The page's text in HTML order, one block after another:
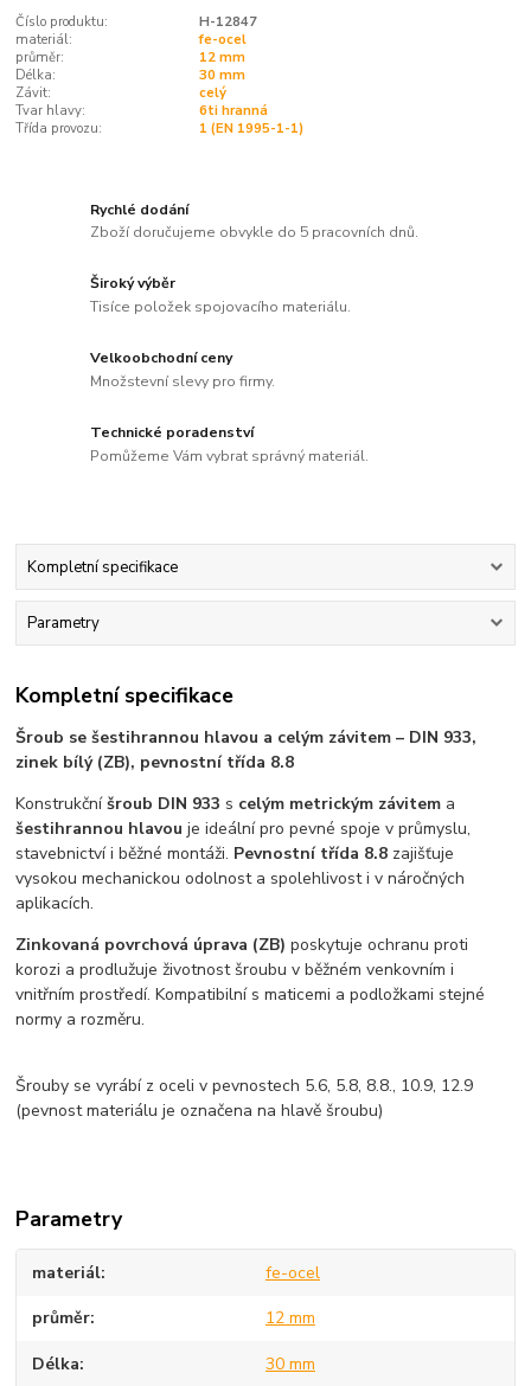
Číslo produktu:
H-12847
materiál:
fe-ocel
průměr:
12 mm
Délka:
30 mm
Závit:
celý
Tvar hlavy:
6ti hranná
Třída provozu:
1 (EN 1995-1-1)
Rychlé dodání
Zboží doručujeme obvykle do 5 pracovních dnů.
Široký výběr
Tisíce položek spojovacího materiálu.
Velkoobchodní ceny
Množstevní slevy pro firmy.
Technické poradenství
Pomůžeme Vám vybrat správný materiál.
Kompletní specifikace
Parametry
Kompletní specifikace
Šroub se šestihrannou hlavou a celým závitem – DIN 933,
zinek bílý (ZB), pevnostní třída 8.8
Konstrukčníšroub DIN 933 s celým metrickým závitem a
šestihrannou hlavou je ideální pro pevné spoje v průmyslu,
stavebnictví i běžné montáži. Pevnostní třída 8.8 zajišťuje
vysokou mechanickou odolnost a spolehlivost i v náročných
aplikacích.
Zinkovaná povrchová úprava (ZB) poskytuje ochranu proti
korozi a prodlužuje životnost šroubu v běžném venkovním i
vnitřním prostředí. Kompatibilní s maticemi a podložkami stejné
normy a rozměru.
Šrouby se vyrábí z oceli v pevnostech 5.6, 5.8, 8.8., 10.9, 12.9
(pevnost materiálu je označena na hlavě šroubu)
Parametry
materiál fe-ocel
průměr 12 mm
Délka 30 mm